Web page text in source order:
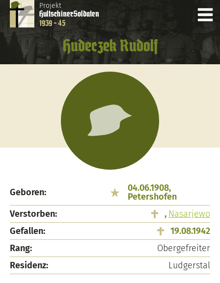
Projekt
HultschinerSoldaten
1939 - 45
Hudeczek Rudolf
Geboren:
04.06.1908,
Petershofen
Verstorben:
, Nasarjewo
Gefallen:
19.08.1942
Rang:
Obergefreiter
Residenz:
Ludgerstal